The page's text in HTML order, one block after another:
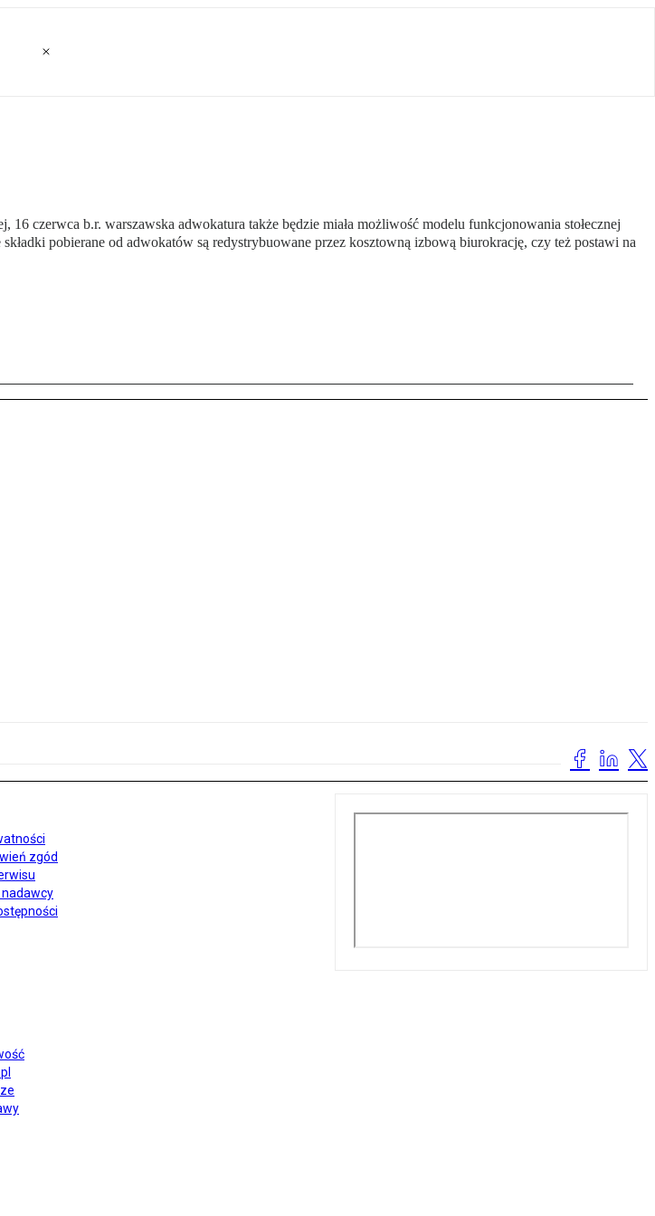
czerwca b.r. warszawska adwokatura także będzie miała możliwość modelu funkcjonowania stołecznej
pobierane od adwokatów są redystrybuowane przez kosztowną izbową biurokrację, czy też postawi na
zgód